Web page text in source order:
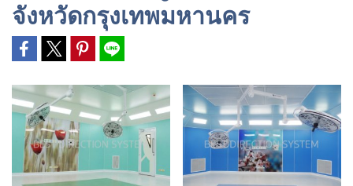
จังหวัดกรุงเทพมหานคร